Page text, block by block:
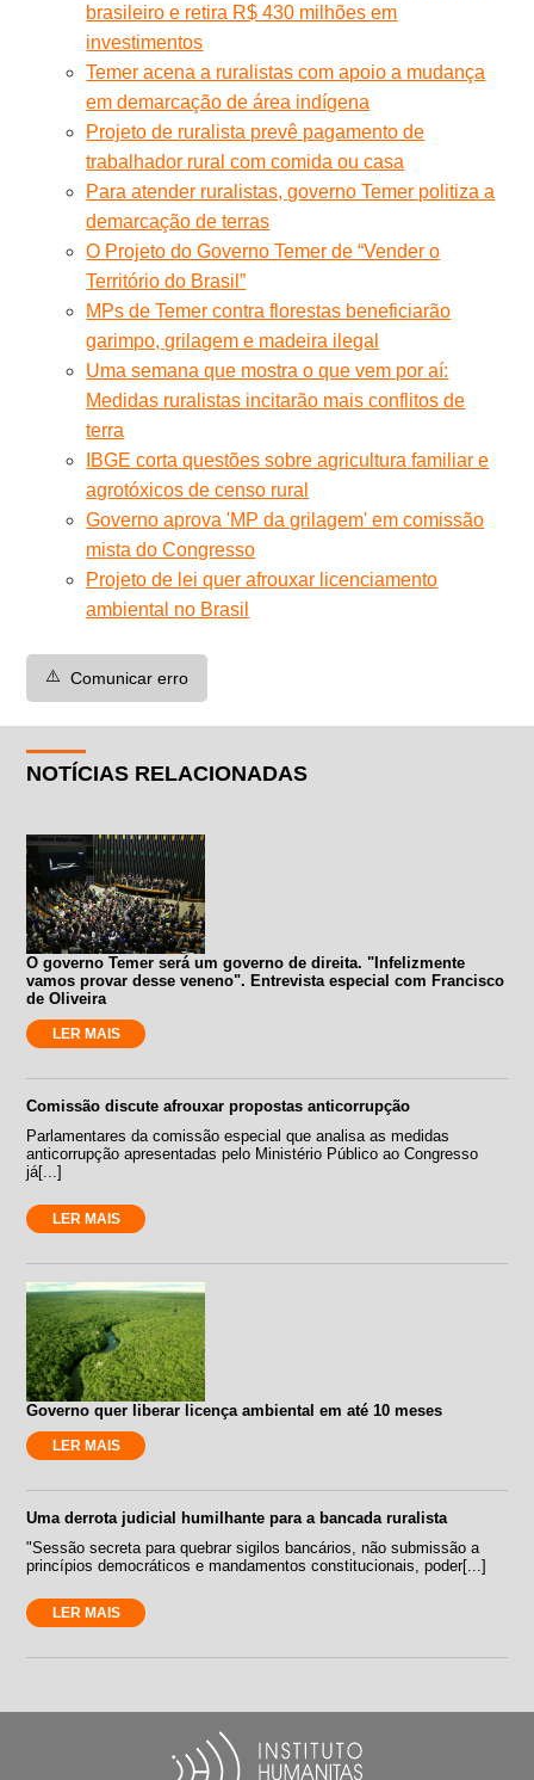
brasileiro e retira R$ 430 milhões em
investimentos
Temer acena a ruralistas com apoio a mudança
em demarcação de área indígena
Projeto de ruralista prevê pagamento de
trabalhador rural com comida ou casa
Para atender ruralistas, governo Temer politiza a
demarcação de terras
O Projeto do Governo Temer de “Vender o
Território do Brasil”
MPs de Temer contra florestas beneficiarão
garimpo, grilagem e madeira ilegal
Uma semana que mostra o que vem por aí:
Medidas ruralistas incitarão mais conflitos de
terra
IBGE corta questões sobre agricultura familiar e
agrotóxicos de censo rural
Governo aprova 'MP da grilagem' em comissão
mista do Congresso
Projeto de lei quer afrouxar licenciamento
ambiental no Brasil
⚠️ Comunicar erro
NOTÍCIAS RELACIONADAS
O governo Temer será um governo de direita. "Infelizmente
vamos provar desse veneno". Entrevista especial com Francisco
de Oliveira
LER MAIS
Comissão discute afrouxar propostas anticorrupção
Parlamentares da comissão especial que analisa as medidas
anticorrupção apresentadas pelo Ministério Público ao Congresso
já[...]
LER MAIS
Governo quer liberar licença ambiental em até 10 meses
LER MAIS
Uma derrota judicial humilhante para a bancada ruralista
"Sessão secreta para quebrar sigilos bancários, não submissão a
princípios democráticos e mandamentos constitucionais, poder[...]
LER MAIS